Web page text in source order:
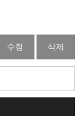
수정 삭제